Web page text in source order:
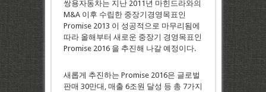
쌍용자동차는 지난 2011년 마힌드라와의
M&A 이후 수립한 중장기경영목표인
Promise 2013 이 성공적으로 마무리됨에
따라 올해부터 새로운 중장기 경영목표인
Promise 2016 을 추진해 나갈 예정이다.
새롭게 추진하는 Promise 2016은 글로벌
판매 30만대, 매출 6조원 달성 등 총 7가지